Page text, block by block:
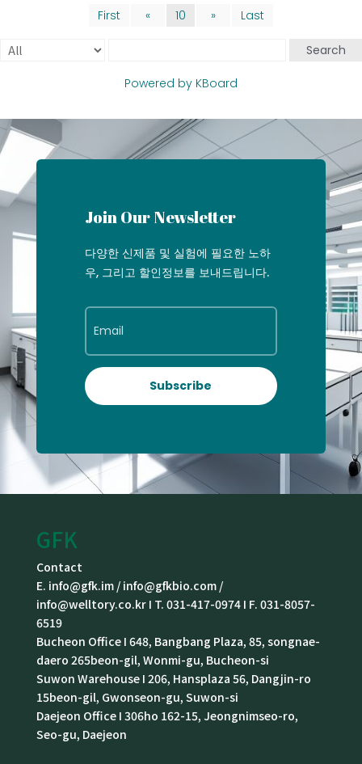
First « 10 » Last
Search
Powered by KBoard
Join Our Newsletter
다양한 신제품 및 실험에 필요한 노하
우, 그리고 할인정보를 보내드립니다.
Subscribe
GFK
Contact
E. info@gfk.im / info@gfkbio.com /
info@welltory.co.kr I T. 031-417-0974 I F. 031-8057-
6519
Bucheon Office I 648, Bangbang Plaza, 85, songnae-
daero 265beon-gil, Wonmi-gu, Bucheon-si
Suwon Warehouse I 206, Hansplaza 56, Dangjin-ro
15beon-gil, Gwonseon-gu, Suwon-si
Daejeon Office I 306ho 162-15, Jeongnimseo-ro,
Seo-gu, Daejeon